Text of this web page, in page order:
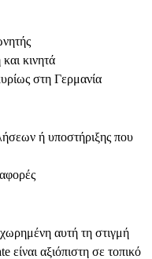
κινητά
στη Γερμανία
ή υποστήριξης που
αυτή τη στιγμή
είναι αξιόπιστη σε τοπικό